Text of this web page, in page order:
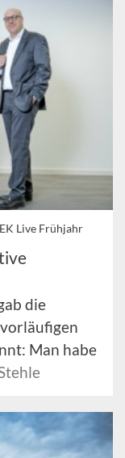
Live Frühjahr
die
Man habe